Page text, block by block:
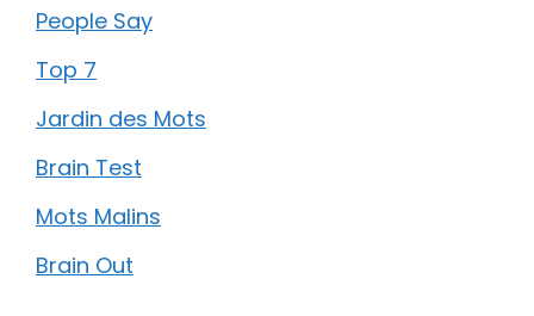
People Say
Top 7
Jardin des Mots
Brain Test
Mots Malins
Brain Out